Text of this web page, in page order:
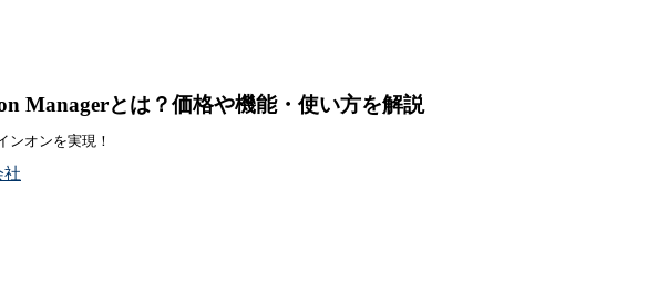
Managerとは？価格や機能・使い方を解説
ンオンを実現！
社